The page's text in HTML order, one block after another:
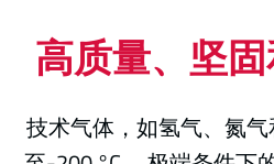
高质量、坚固
技术气体，如氢气、氮